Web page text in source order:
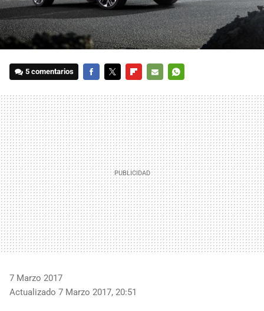
5 comentarios
MAIL
7 Marzo 2017
Actualizado 7 Marzo 2017, 20:51